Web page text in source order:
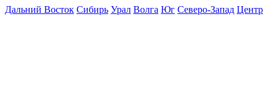
Дальний Восток Сибирь Урал Волга Юг Северо-Запад Центр